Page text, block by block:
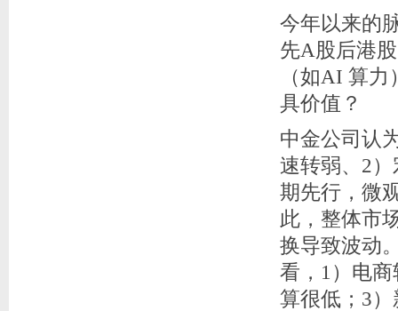
今年以来的
先A股后港
（如AI 算
具价值？
中金公司认
速转弱、2
期先行，微
此，整体市
换导致波动
看，1）电
算很低；3